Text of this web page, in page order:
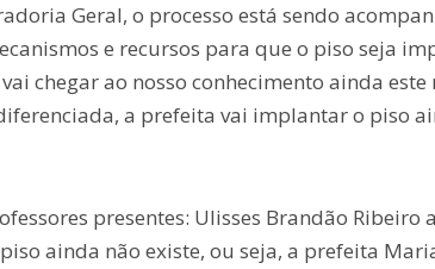
Geral, o processo está sendo
e recursos para que o piso seja
chegar ao nosso conhecimento ainda este
a prefeita vai implantar o piso
presentes: Ulisses Brandão Ribeiro
ainda não existe, ou seja, a prefeita